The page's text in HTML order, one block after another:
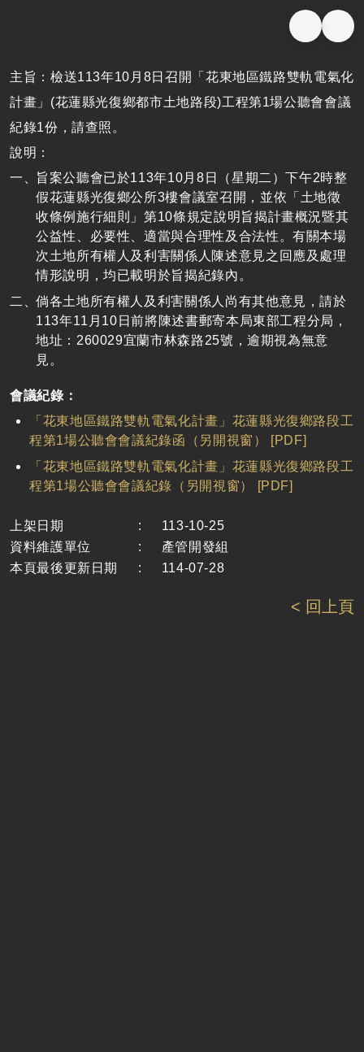
主旨：檢送113年10月8日召開「花東地區鐵路雙軌電氣化
計畫」(花蓮縣光復鄉都市土地路段)工程第1場公聽會會議
紀錄1份，請查照。
說明：
旨案公聽會已於113年10月8日（星期二）下午2時整
假花蓮縣光復鄉公所3樓會議室召開，並依「土地徵
收條例施行細則」第10條規定說明旨揭計畫概況暨其
公益性、必要性、適當與合理性及合法性。有關本場
次土地所有權人及利害關係人陳述意見之回應及處理
情形說明，均已載明於旨揭紀錄內。
倘各土地所有權人及利害關係人尚有其他意見，請於
113年11月10日前將陳述書郵寄本局東部工程分局，
地址：260029宜蘭市林森路25號，逾期視為無意
見。
會議紀錄：
「花東地區鐵路雙軌電氣化計畫」花蓮縣光復鄉路段工
程第1場公聽會會議紀錄函（另開視窗） [PDF]
「花東地區鐵路雙軌電氣化計畫」花蓮縣光復鄉路段工
程第1場公聽會會議紀錄（另開視窗） [PDF]
上架日期 :
113-10-25
資料維護單位
:
產管開發組
本頁最後更新日期
: 114-07-28
< 回上頁